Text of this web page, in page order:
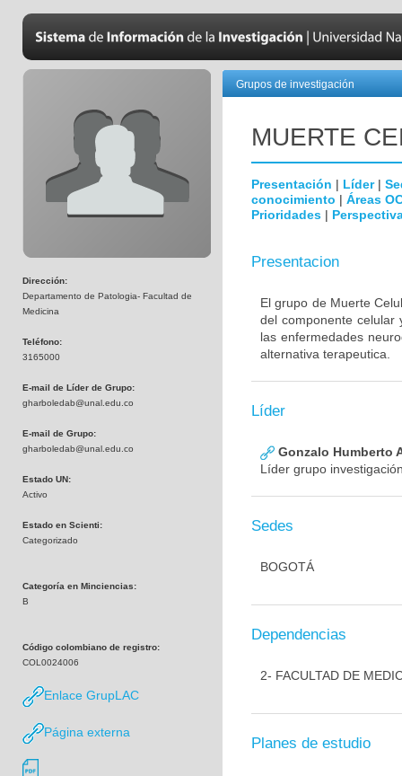
Dirección:
Departamento de Patologia- Facultad de
Medicina
Teléfono:
3165000
E-mail de Líder de Grupo:
gharboledab@unal.edu.co
E-mail de Grupo:
gharboledab@unal.edu.co
Estado UN:
Activo
Estado en Scienti:
Categorizado
Categoría en Minciencias:
B
Código colombiano de registro:
COL0024006
Enlace GrupLAC
Página externa
Grupos de investigación
MUERTE
Presentación | Líder|
conocimiento | Áreas
Prioridades |
Presentacion
El grupo de Muerte
del componente celular
las enfermedades
alternativa terapeutica.
Líder
Gonzalo Humberto
Líder grupo
Sedes
BOGOTÁ
Dependencias
2- FACULTAD DE
Planes de estudio